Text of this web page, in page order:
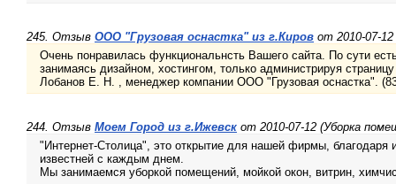
245. Отзыв ООО "Грузовая оснастка" из г.Киров от 2010-07-
Очень понравилась функциональнсть Вашего сайта. По сути
занимаясь дизайном, хостингом, только администрируя
Лобанов Е. Н. , менеджер компании ООО "Грузовая оснастка".
244. Отзыв Моем Город из г.Ижевск от 2010-07-12 (Уборка
"Интернет-Столица", это открытие для нашей фирмы, благодаря
известней с каждым днем.
Мы занимаемся уборкой помещений, мойкой окон, витрин,